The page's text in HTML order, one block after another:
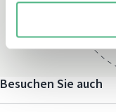
Besuchen Sie auch